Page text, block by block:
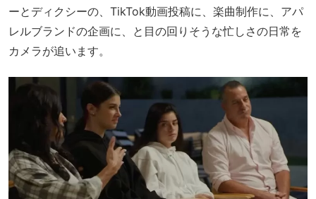
ーとディクシーの、TikTok動画投稿に、楽曲制作に、アパ
レルブランドの企画に、と目の回りそうな忙しさの日常を
カメラが追います。